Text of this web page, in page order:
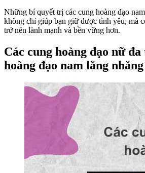
Những bí quyết trị các cung hoàng đạo
không chỉ giúp bạn giữ được tình yêu, mà
trở nên lành mạnh và bền vững hơn.
Các cung hoàng đạo nữ
hoàng đạo nam lăng